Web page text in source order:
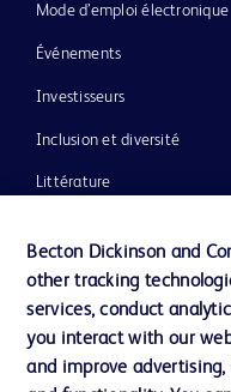
Mode d’emploi électronique
Événements
Investisseurs
Inclusion et diversité
Littérature
Notre entreprise
Éthique et conformité
Assistance
Becton Dickinson and
other tracking
services, conduct
you interact with our
and improve